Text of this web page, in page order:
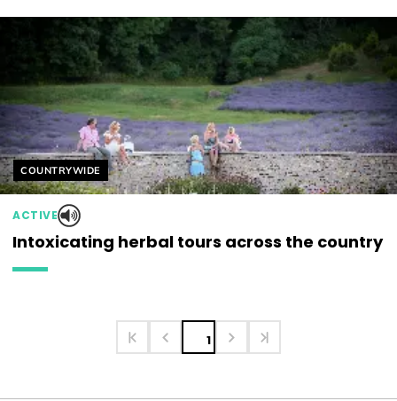
Helyszín címkék:
COUNTRYWIDE
ACTIVE
Intoxicating herbal tours across the country
1